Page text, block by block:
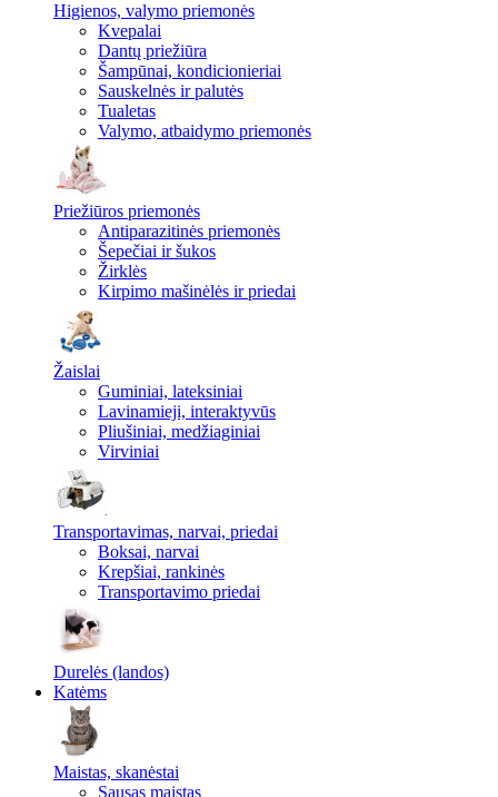
Higienos, valymo priemonės
Kvepalai
Dantų priežiūra
Šampūnai, kondicionieriai
Sauskelnės ir palutės
Tualetas
Valymo, atbaidymo priemonės
Priežiūros priemonės
Antiparazitinės priemonės
Šepečiai ir šukos
Žirklės
Kirpimo mašinėlės ir priedai
Žaislai
Guminiai, lateksiniai
Lavinamieji, interaktyvūs
Pliušiniai, medžiaginiai
Virviniai
Transportavimas, narvai, priedai
Boksai, narvai
Krepšiai, rankinės
Transportavimo priedai
Durelės (landos)
Katėms
Maistas, skanėstai
Sausas maistas